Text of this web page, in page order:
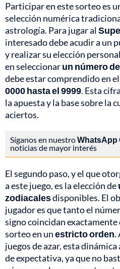
Participar en este sorteo es
selección numérica
astrología. Para jugar al
interesado debe acudir a un
y realizar su elección
en seleccionarun número
debe estar comprendido en
0000 hasta el 9999. Esta
la apuesta y la base sobre la
aciertos.
Síganos en nuestroWhatsApp
noticias de mayor interés
El segundo paso, y el que
a este juego, es la elección de
zodiacalesdisponibles. El
jugador es que tanto el
signo coincidan
sorteo en unestricto orden.
juegos de azar, esta
de expectativa, ya que no